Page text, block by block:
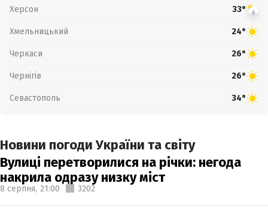
Херсон 33°
Хмельницький 24°
Черкаси 26°
Чернігів 26°
Севастополь 34°
Новини погоди України та світу
Вулиці перетворилися на річки: негода
накрила одразу низку міст
8 серпня, 21:00 3202